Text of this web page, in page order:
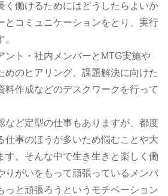
く働けるためにはどうしたらよいか
とコミュニケーションをとり、実行
ント・社内メンバーとMTG実施や
めのヒアリング、課題解決に向けた
料作成などのデスクワークを行って
など定型の仕事もありますが、都度
仕事のほうが多いため悩むことや大
す。そんな中で生き生きと楽しく働
りがいをもって頑張っているメンバ
っと頑張ろうというモチベーション